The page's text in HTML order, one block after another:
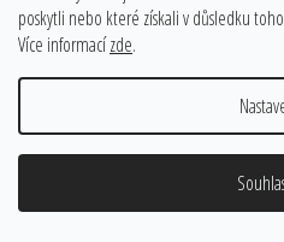
poskytli nebo které získali v důsledku
Více informacízde.
v
p
i
s
u
PŘIHLÁSIT SE